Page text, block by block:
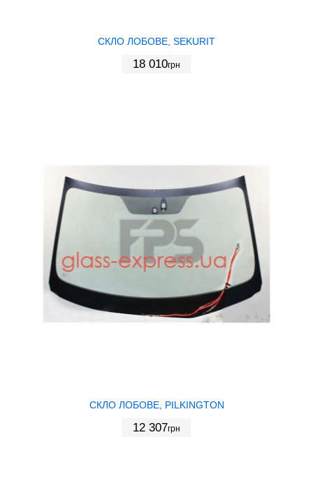
СКЛО ЛОБОВЕ, SEKURIT
18 010грн
СКЛО ЛОБОВЕ, PILKINGTON
12 307грн